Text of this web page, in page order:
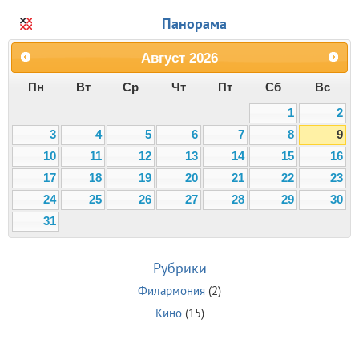
Панорама
Август 2026
Пн Вт Ср Чт Пт Сб
Вс
1
2
3
4 5 6 7 8
9
10
11 12 13 14 15
16
17
18 19 20 21 22
23
24
25 26 27 28 29
30
31
Рубрики
Филармония (2)
Кино(15)